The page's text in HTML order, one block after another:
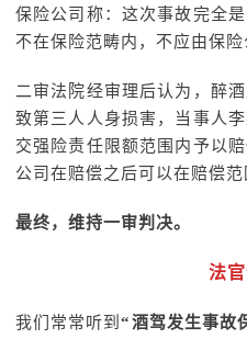
保险公司称：这次事故完全
不在保险范畴内，不应由保险
二审法院经审理后认为，醉
致第三人人身损害，当事人
交强险责任限额范围内予以
公司在赔偿之后可以在赔偿
最终，维持一审判决。
法
我们常常听到“酒驾发生事故